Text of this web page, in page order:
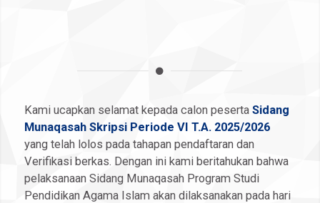
Kami ucapkan selamat kepada calon peserta Sidang
Munaqasah Skripsi Periode VI T.A. 2025/2026
yang telah lolos pada tahapan pendaftaran dan
Verifikasi berkas. Dengan ini kami beritahukan bahwa
pelaksanaan Sidang Munaqasah Program Studi
Pendidikan Agama Islam akan dilaksanakan pada hari